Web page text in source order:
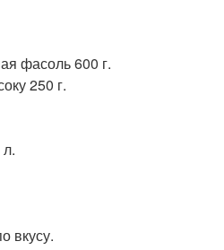
фасоль 600 г.
250 г.
вкусу.